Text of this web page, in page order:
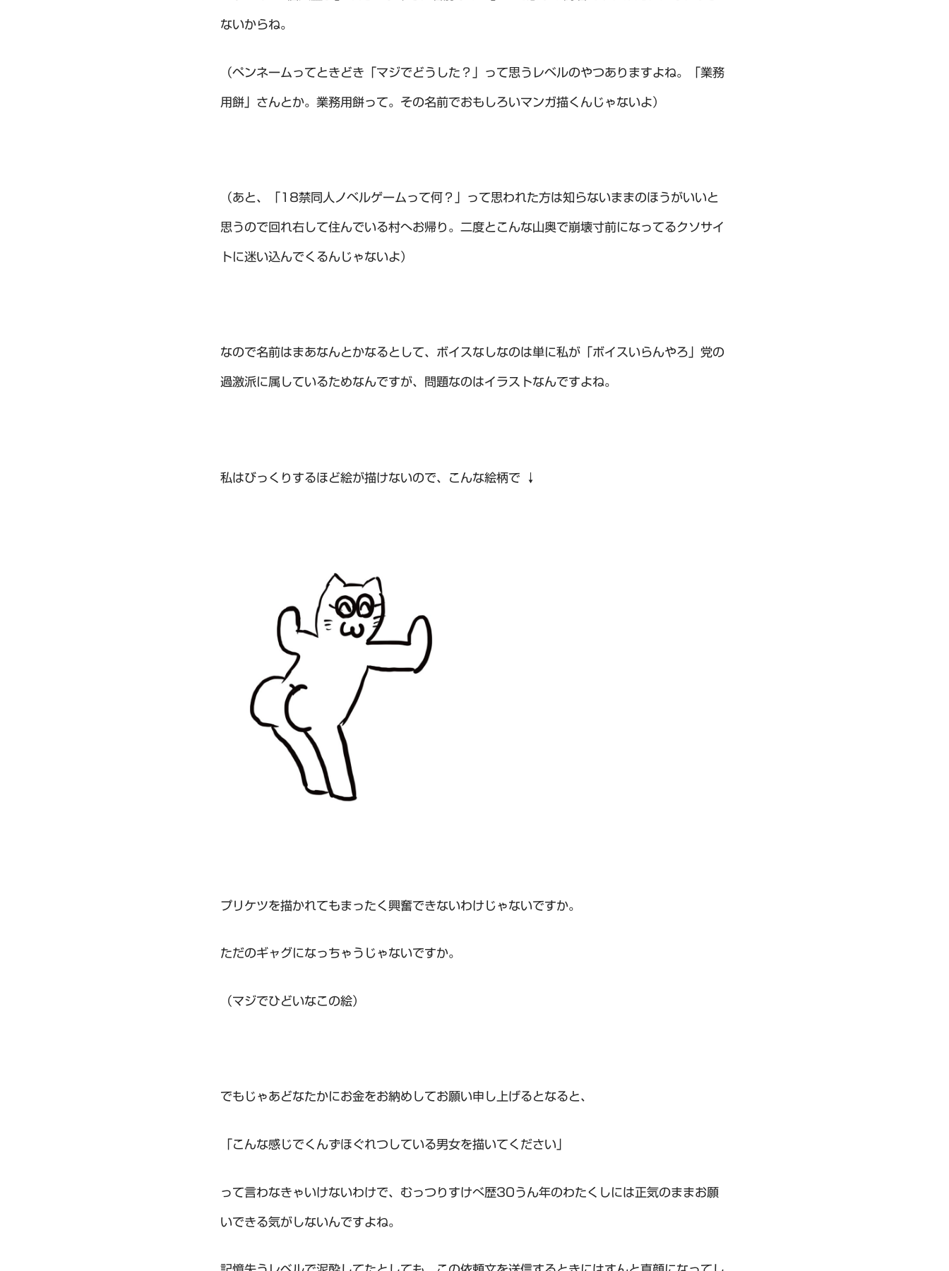
ないからね。
（ペンネームってときどき「マジでどうした？」って思うレベルのやつありますよね。「業務
用餅」さんとか。業務用餅って。その名前でおもしろいマンガ描くんじゃないよ）
（あと、「18禁同人ノベルゲームって何？」って思われた方は知らないままのほうがいいと
思うので回れ右して住んでいる村へお帰り。二度とこんな山奥で崩壊寸前になってるクソサイ
トに迷い込んでくるんじゃないよ）
なので名前はまあなんとかなるとして、ボイスなしなのは単に私が「ボイスいらんやろ」党の
過激派に属しているためなんですが、問題なのはイラストなんですよね。
私はびっくりするほど絵が描けないので、こんな絵柄で ↓
プリケツを描かれてもまったく興奮できないわけじゃないですか。
ただのギャグになっちゃうじゃないですか。
（マジでひどいなこの絵）
でもじゃあどなたかにお金をお納めしてお願い申し上げるとなると、
「こんな感じでくんずほぐれつしている男女を描いてください」
って言わなきゃいけないわけで、むっつりすけべ歴30うん年のわたくしには正気のままお願
いできる気がしないんですよね。